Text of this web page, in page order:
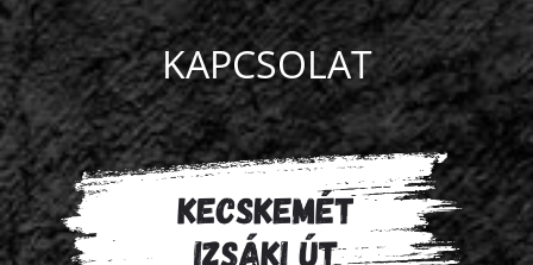
KAPCSOLAT